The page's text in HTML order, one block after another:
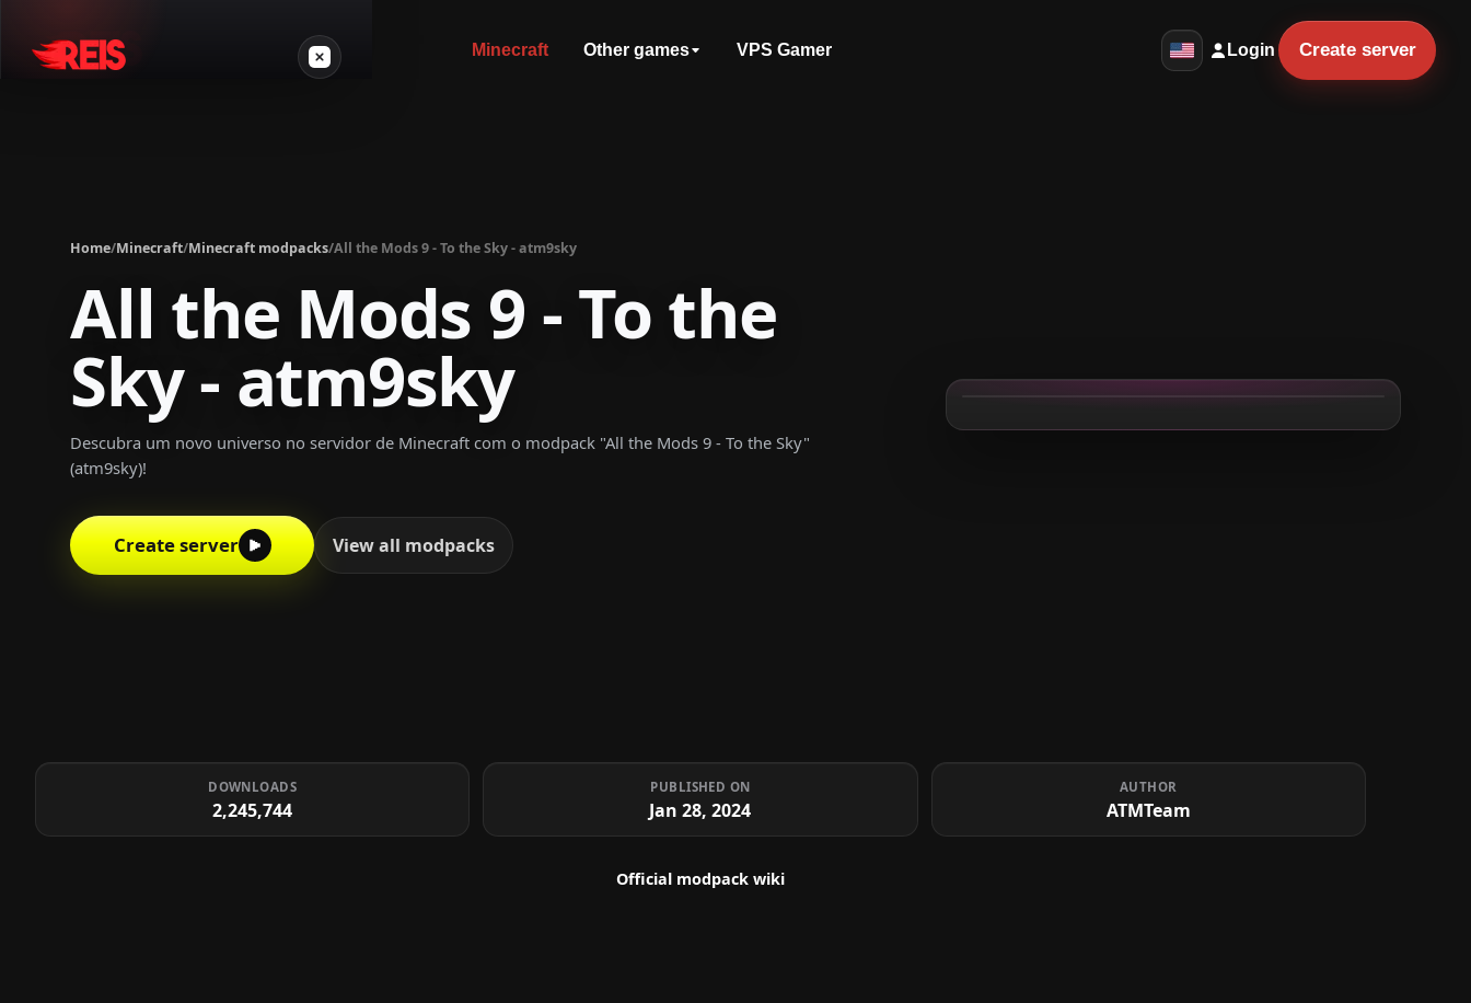
Minecraft Other games VPS Gamer Login Create server
Login
Create server
Home/Minecraft/Minecraft modpacks/All the Mods 9 - To the Sky - atm9sky
All the Mods 9 - To the
Sky - atm9sky
Descubra um novo universo no servidor de Minecraft com o modpack "All the Mods 9 - To the Sky"
(atm9sky)!
Create server View all modpacks
DOWNLOADS
2,245,744
PUBLISHED ON
Jan 28, 2024
AUTHOR
ATMTeam
Official modpack wiki